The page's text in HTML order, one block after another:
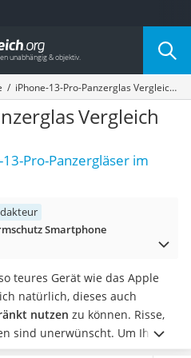
Kategorie
iPhone-13-Pro-Panzerglas Vergleich 2026
Vergleich
Pro-Panzergläser im
Smartphone
teures Gerät wie das Apple
natürlich, dieses auch
nutzen zu können. Risse,
sind unerwünscht. Um Ihr
zu schützen, empfehlen